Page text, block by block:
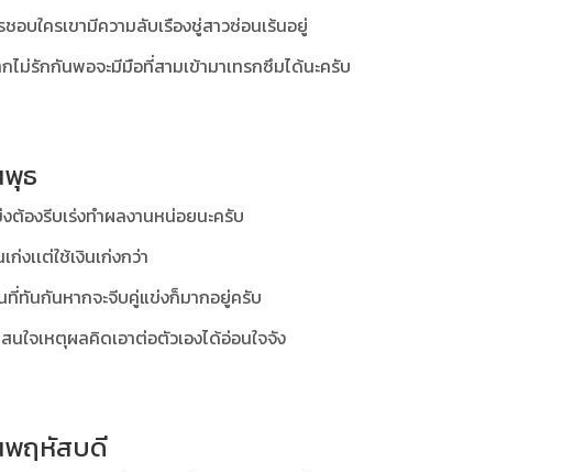
ชอบใครเขามีความลับเรืองชู่สาวซ่อนเร้นอยู่
ไม่รักกันพอจะมีมือที่สามเข้ามาเทรกซึมได้นะครับ
ธ
ต้องรีบเร่งทำผลงานหน่อยนะครับ
ก่งเเต่ใช้เงินเก่งกว่า
ที่ทันกันหากจะจีบคู่แข่งก็มากอยู่ครับ
นใจเหตุผลคิดเอาต่อตัวเองได้อ่อนใจจัง
พฤหัสบดี